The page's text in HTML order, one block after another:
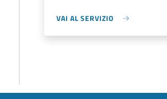
VAI AL SERVIZIO